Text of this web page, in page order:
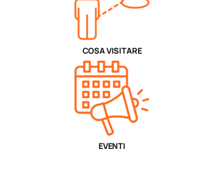
COSA VISITARE
EVENTI